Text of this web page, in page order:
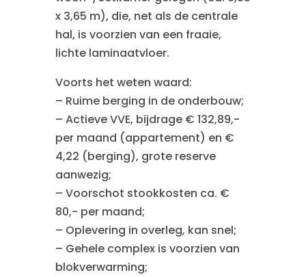
x 3,65 m), die, net als de centrale
hal, is voorzien van een fraaie,
lichte laminaatvloer.
Voorts het weten waard:
– Ruime berging in de onderbouw;
– Actieve VVE, bijdrage € 132,89,-
per maand (appartement) en €
4,22 (berging), grote reserve
aanwezig;
– Voorschot stookkosten ca. €
80,- per maand;
– Oplevering in overleg, kan snel;
– Gehele complex is voorzien van
blokverwarming;